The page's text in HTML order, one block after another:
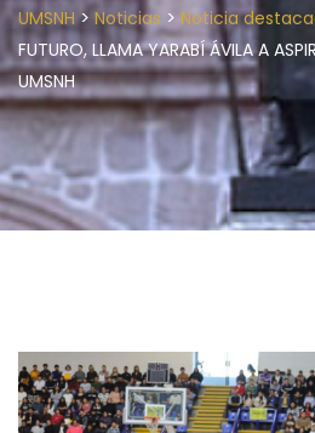
UMSNH> Noticias > Noticia
FUTURO, LLAMA YARABÍ ÁVILA A
UMSNH